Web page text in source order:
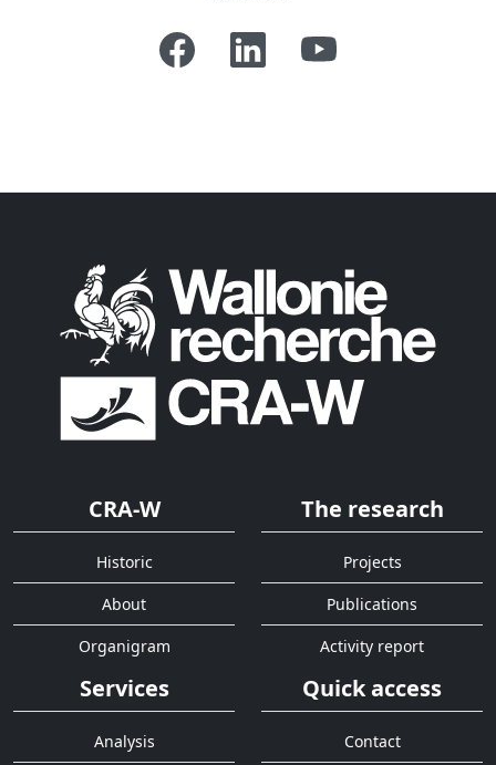
CRA-W
Historic
About
Organigram
The research
Projects
Publications
Activity report
Services
Analysis
Quick access
Contact